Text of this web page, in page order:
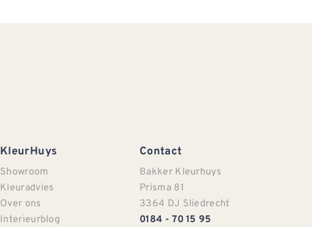
KleurHuys
Showroom
Kleuradvies
Over ons
Interieurblog
Contact
Bakker Kleurhuys
Prisma 81
3364 DJ Sliedrecht
0184 - 70 15 95